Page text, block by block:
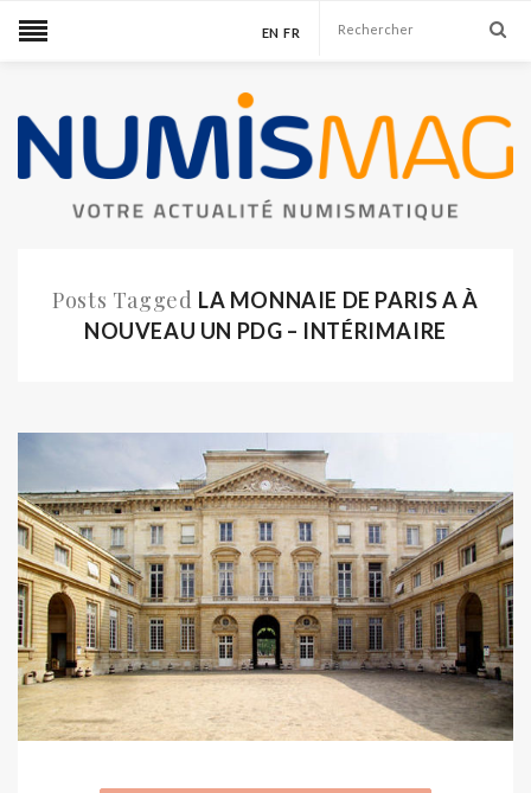
EN FR
Posts Tagged LA MONNAIE DE PARIS A À
NOUVEAU UN PDG – INTÉRIMAIRE